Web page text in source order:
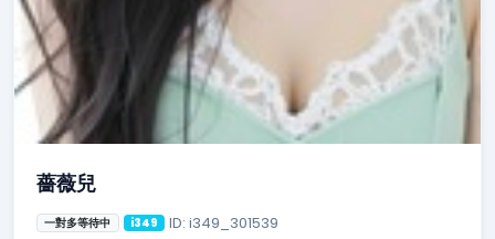
薔薇兒
一對多等待中 i349 ID: i349_301539